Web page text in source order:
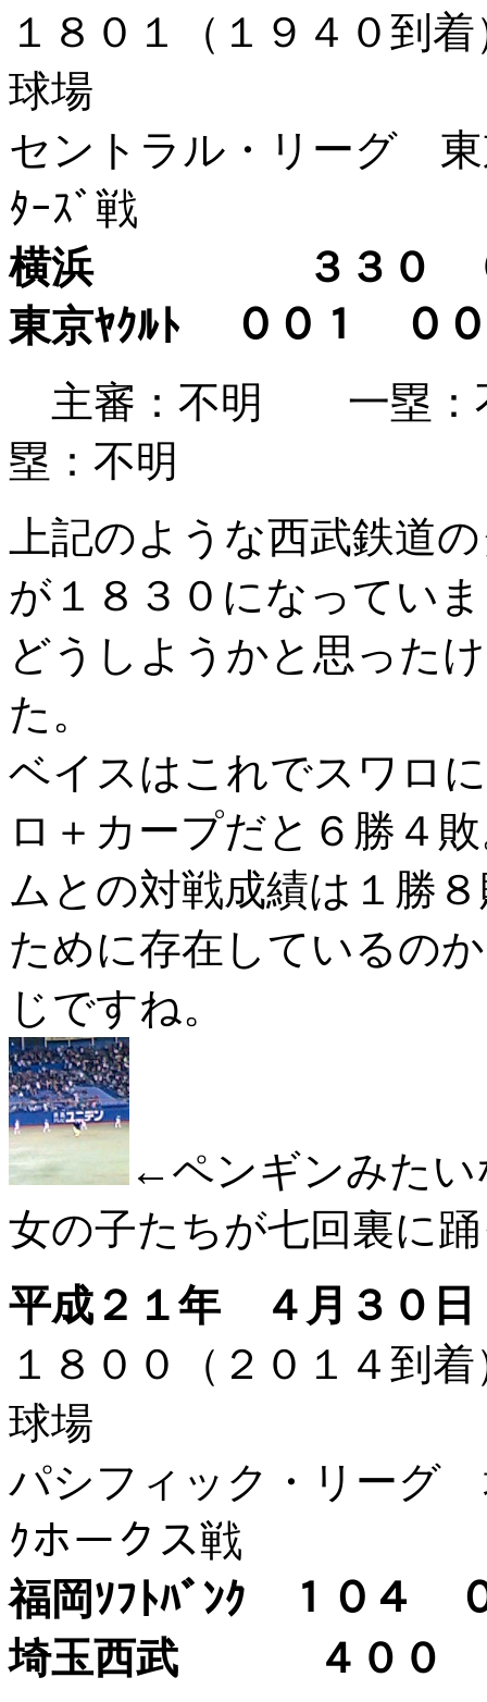
１８０１（１９４０
球場
セントラル・リーグ 東
ﾀｰｽﾞ戦
横浜 ３３０
東京ﾔｸﾙﾄ ００１
主審：不明 一塁
塁：不明
上記のような西武鉄道
が１８３０になってい
どうしようかと思った
た。
ベイスはこれでスワロ
ロ＋カープだと６勝４
ムとの対戦成績は１勝
ために存在しているの
じですね。
←ペンギンみたい
女の子たちが七回裏に
平成２１年 ４月３０日
１８００（２０１４
球場
パシフィック・リーグ
ｸホークス戦
福岡ｿﾌﾄﾊﾞﾝｸ １０
埼玉西武 ４０